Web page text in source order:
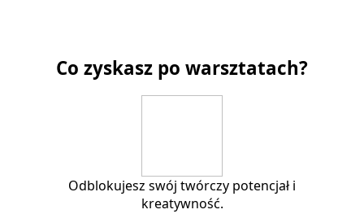
Co zyskasz po warsztatach?
Odblokujesz swój twórczy potencjał i
kreatywność.